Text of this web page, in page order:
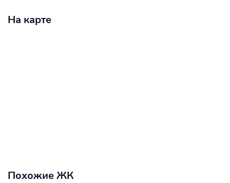
На карте
Похожие ЖК